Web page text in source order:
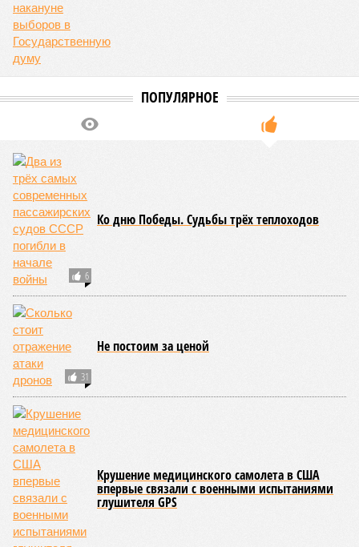
ПОПУЛЯРНОЕ
6
Ко дню Победы. Судьбы трёх теплоходов
31
Не постоим за ценой
Крушение медицинского самолета в США
впервые связали с военными испытаниями
глушителя GPS